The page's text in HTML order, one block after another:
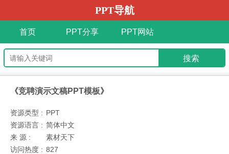
PPT导航
首页 PPT分享 PPT网站
《竞聘演示文稿PPT模板》
资源类型 : PPT
资源语言 : 简体中文
来 源 :
素材天下
访问热度 : 827